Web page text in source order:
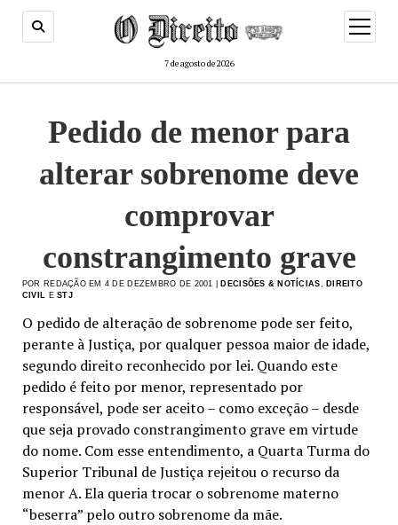
7 de agosto de 2026
menu
de
Pedido de menor para
alterar sobrenome deve
comprovar
constrangimento grave
POR REDAÇÃO EM 4 DE DEZEMBRO DE 2001 | DECISÕES & NOTÍCIAS
DIREITO
CIVIL
ESTJ
O pedido de alteração de sobrenome pode ser feito,
perante à Justiça, por qualquer pessoa maior de idade,
segundo direito reconhecido por lei. Quando este
pedido é feito por menor, representado por
responsável, pode ser aceito – como exceção – desde
que seja provado constrangimento grave em virtude
do nome. Com esse entendimento, a Quarta Turma do
Superior Tribunal de Justiça rejeitou o recurso da
menor A. Ela queria trocar o sobrenome materno
“beserra” pelo outro sobrenome da mãe.